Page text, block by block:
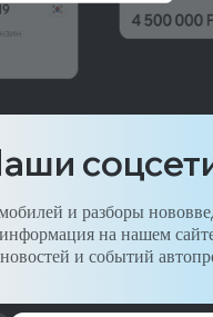
и разборы
на нашем
и событий